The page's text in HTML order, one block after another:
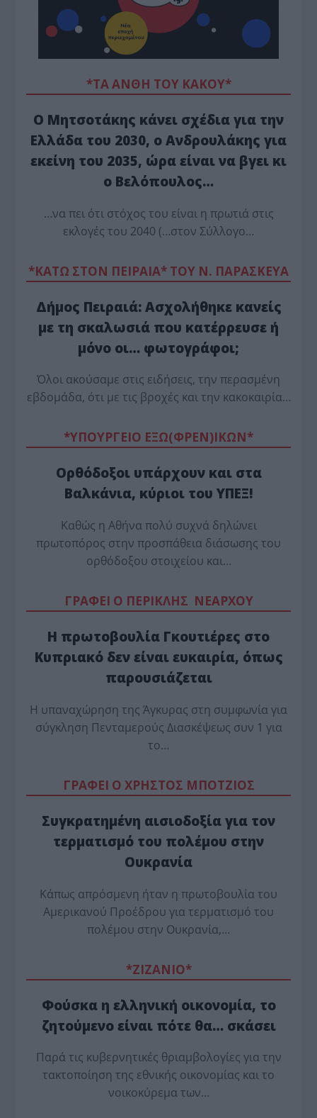
*ΤΑ ΆΝΘΗ ΤΟΥ ΚΑΚΟΎ*
Ο Μητσοτάκης κάνει σχέδια για την
Ελλάδα του 2030, ο Ανδρουλάκης για
εκείνη του 2035, ώρα είναι να βγει κι
ο Βελόπουλος…
…να πει ότι στόχος του είναι η πρωτιά στις
εκλογές του 2040 (…στον Σύλλογο…
*ΚΑΤΩ ΣΤΟΝ ΠΕΙΡΑΙΑ* ΤΟΥ Ν. ΠΑΡΑΣΚΕΥΑ
Δήμος Πειραιά: Ασχολήθηκε κανείς
με τη σκαλωσιά που κατέρρευσε ή
μόνο οι… φωτογράφοι;
Όλοι ακούσαμε στις ειδήσεις, την περασμένη
εβδομάδα, ότι με τις βροχές και την κακοκαιρία…
*ΥΠΟΥΡΓΕΙΟ ΕΞΩ(ΦΡΕΝ)ΙΚΩΝ*
Ορθόδοξοι υπάρχουν και στα
Βαλκάνια, κύριοι του ΥΠΕΞ!
Καθώς η Αθήνα πολύ συχνά δηλώνει
πρωτοπόρος στην προσπάθεια διάσωσης του
ορθόδοξου στοιχείου και…
ΓΡΑΦΕΙ Ο ΠΕΡΙΚΛΗΣ ΝΕΑΡΧΟΥ
Η πρωτοβουλία Γκουτιέρες στο
Κυπριακό δεν είναι ευκαιρία, όπως
παρουσιάζεται
Η υπαναχώρηση της Άγκυρας στη συμφωνία για
σύγκληση Πενταμερούς Διασκέψεως συν 1 για
το…
ΓΡΑΦΕΙ Ο ΧΡΗΣΤΟΣ ΜΠΟΤΖΙΟΣ
Συγκρατημένη αισιοδοξία για τον
τερματισμό του πολέμου στην
Ουκρανία
Κάπως απρόσμενη ήταν η πρωτοβουλία του
Αμερικανού Προέδρου για τερματισμό του
πολέμου στην Ουκρανία,…
*ZΙΖΑΝΙΟ*
Φούσκα η ελληνική οικονομία, το
ζητούμενο είναι πότε θα… σκάσει
Παρά τις κυβερνητικές θριαμβολογίες για την
τακτοποίηση της εθνικής οικονομίας και το
νοικοκύρεμα των…